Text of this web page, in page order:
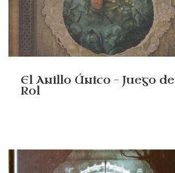
El Anillo Único – Juego de
Rol